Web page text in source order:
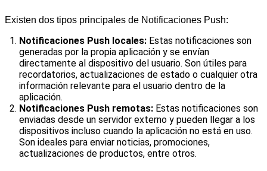
Existen dos tipos principales de Notificaciones Push:
Notificaciones Push locales: Estas notificaciones son
generadas por la propia aplicación y se envían
directamente al dispositivo del usuario. Son útiles para
recordatorios, actualizaciones de estado o cualquier otra
información relevante para el usuario dentro de la
aplicación.
Notificaciones Push remotas: Estas notificaciones son
enviadas desde un servidor externo y pueden llegar a los
dispositivos incluso cuando la aplicación no está en uso.
Son ideales para enviar noticias, promociones,
actualizaciones de productos, entre otros.